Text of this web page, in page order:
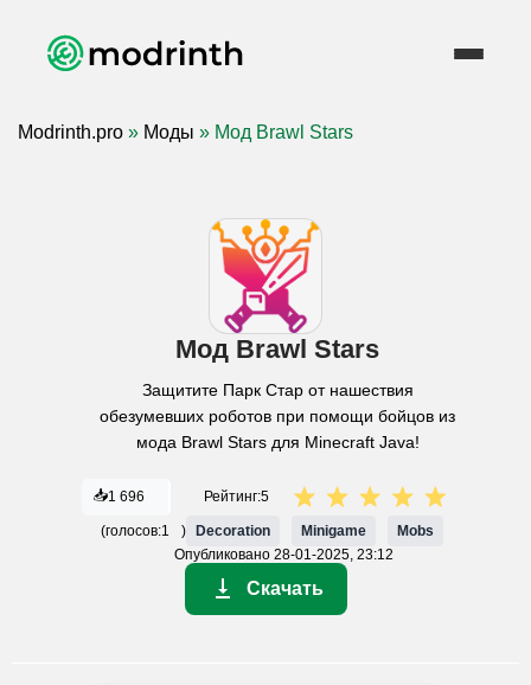
Modrinth.pro » Моды » Мод Brawl Stars
Мод Brawl Stars
Защитите Парк Стар от нашествия
обезумевших роботов при помощи бойцов из
мода Brawl Stars для Minecraft Java!
📥1 696 Рейтинг:5
(голосов:1 ) Decoration Minigame
Mobs
Опубликовано 28-01-2025, 23:12
Скачать